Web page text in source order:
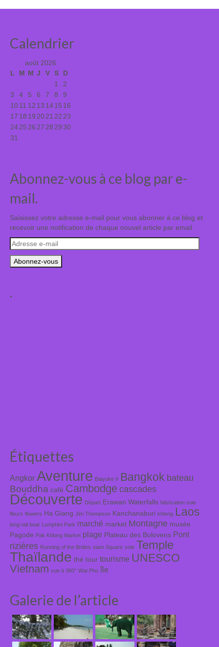
Calendrier
août 2026
L
M M J V S D
1
2
3
4 5 6 7 8
9
1011 12 13 1415 16
17 18 1920212223
24252627282930
31
Abonnez-vous à ce blog par e-
mail.
Saisissez votre adresse e-mail pour vous abonner à ce blog et
recevoir une notification de chaque nouvel article par email.
Adresse
e-
mail
.
Étiquettes
Angkor Aventure Baiyoke II Bangkok bateau
Bouddha café Cambodge cascades
Découverte Départ Erawan Waterfalls fabrication soie
fleurs flowers Ha Giang Jim Thompson Kanchanaburi khlong Laos
long-tail boat Lumphini Park marché market Montagne musée
Pagode Pak Khlong Market plage Plateau des Bolovens Pont
rizières Running of the Brides siam Square soie Temple
Thaïlande thé tour tourisme UNESCO
Vietnam vue à 360° Wat Pho île
Galerie de l’article